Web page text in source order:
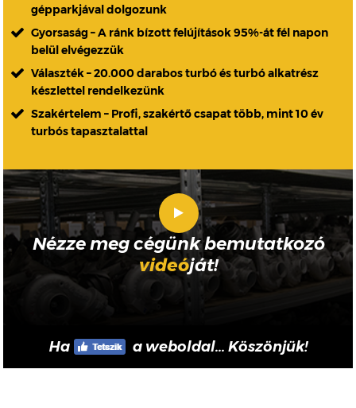
gépparkjával dolgozunk
Gyorsaság – A ránk bízott felújítások 95%-át fél napon
belül elvégezzük
Választék – 20.000 darabos turbó és turbó alkatrész
készlettel rendelkezünk
Szakértelem – Profi, szakértő csapat több, mint 10 év
turbós tapasztalattal
Nézze meg cégünk bemutatkozó
videóját!
Ha a weboldal... Köszönjük!